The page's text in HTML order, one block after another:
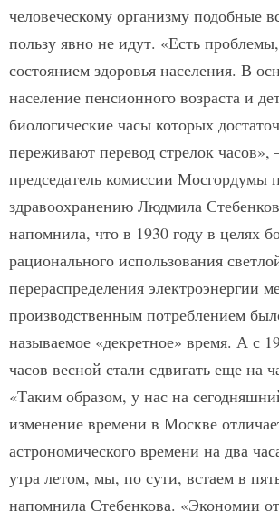
человеческому организму подобные
пользу явно не идут. «Есть
состоянием здоровья населения. В
население пенсионного возраста и
биологические часы которых
переживают перевод стрелок
председатель комиссии Мосгордумы
здравоохранению Людмила
напомнила, что в 1930 году в целях
рационального использования
перераспределения электроэнергии
производственным по­треблением
называемое «декретное» время. А с
часов весной стали сдвигать еще на
«Таким образом, у нас на
изменение времени в Москве
астрономического времени на два
утра летом, мы, по сути, встаем в
напомнила Стебенкова. «Экономии